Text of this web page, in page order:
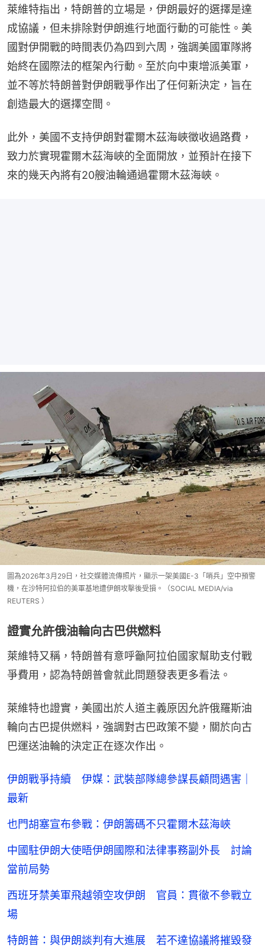
萊維特指出，特朗普的立場是，伊朗最好的選擇是達
成協議，但未排除對伊朗進行地面行動的可能性。美
國對伊開戰的時間表仍為四到六周，強調美國軍隊將
始終在國際法的框架內行動。至於向中東增派美軍，
並不等於特朗普對伊朗戰爭作出了任何新決定，旨在
創造最大的選擇空間。
此外，美國不支持伊朗對霍爾木茲海峽徵收過路費，
致力於實現霍爾木茲海峽的全面開放，並預計在接下
來的幾天內將有20艘油輪通過霍爾木茲海峽。
圖為2026年3月29日，社交媒體流傳照片，顯示一架美國E-3「哨兵」空中預警
機，在沙特阿拉伯的美軍基地遭伊朗攻擊後受損。（SOCIAL MEDIA/via
REUTERS ）
證實允許俄油輪向古巴供燃料
萊維特又稱，特朗普有意呼籲阿拉伯國家幫助支付戰
爭費用，認為特朗普會就此問題發表更多看法。
萊維特也證實，美國出於人道主義原因允許俄羅斯油
輪向古巴提供燃料，強調對古巴政策不變，關於向古
巴運送油輪的決定正在逐次作出。
伊朗戰爭持續 伊媒：武裝部隊總參謀長顧問遇害｜
最新
也門胡塞宣布參戰：伊朗籌碼不只霍爾木茲海峽
中國駐伊朗大使晤伊朗國際和法律事務副外長 討論
當前局勢
西班牙禁美軍飛越領空攻伊朗 官員：貫徹不參戰立
場
特朗普：與伊朗談判有大進展 若不達協議將摧毀發